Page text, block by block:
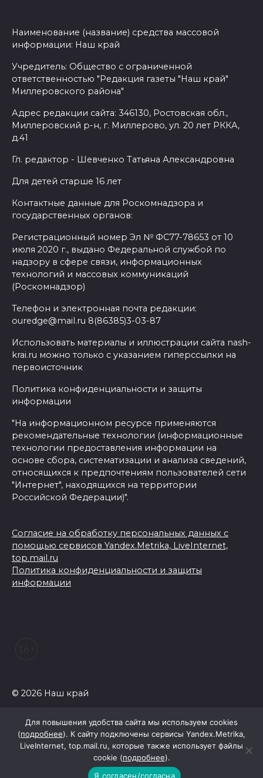
Наименование (название) средства массовой
информации: Наш край
Учредитель: Общество с ограниченной
ответственностью "Редакция газеты "Наш край"
Миллеровского района"
Адрес редакции сайта: 346130, Ростовская обл.,
Миллеровский р-н, г. Миллерово, ул. 20 лет РККА,
д.41
Гл. редактор - Шевченко Татьяна Александровна
Для детей старше 16 лет
Контактные данные для Роскомнадзора и
государственных органов:
Регистрационный номер Эл № ФС77-78653 от 10
июля 2020 г., выдано Федеральной службой по
надзору в сфере связи, информационных
технологий и массовых коммуникаций
(Роскомнадзор)
Телефон и электронная почта редакции:
ouredge@mail.ru 8(86385)3-03-87
Использовать материалы и иллюстрации сайта nash-
krai.ru можно только с указанием гиперссылки на
первоисточник
Политика конфиденциальности и защиты
информации
"На информационном ресурсе применяются
рекомендательные технологии (информационные
технологии предоставления информации на
основе сбора, систематизации и анализа сведений,
относящихся к предпочтениям пользователей сети
"Интернет", находящихся на территории
Российской Федерации)".
Согласие на обработку персональных данных с
помощью сервисов Yandex.Metrika, LiveInternet,
top.mail.ru
Политика конфиденциальности и защиты
информации
© 2026 Наш край
Для повышения удобства сайта мы используем cookies
(подробнее). К сайту подключены сервисы Yandex.Metrika,
LiveInternet, top.mail.ru, которые также использует файлы
cookie (подробнее).
Я согласен/согласна